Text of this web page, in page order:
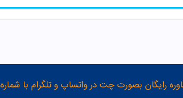
رایگان بصورت چت در واتساپ و تلگرام با شماره 09358343612-09302007587